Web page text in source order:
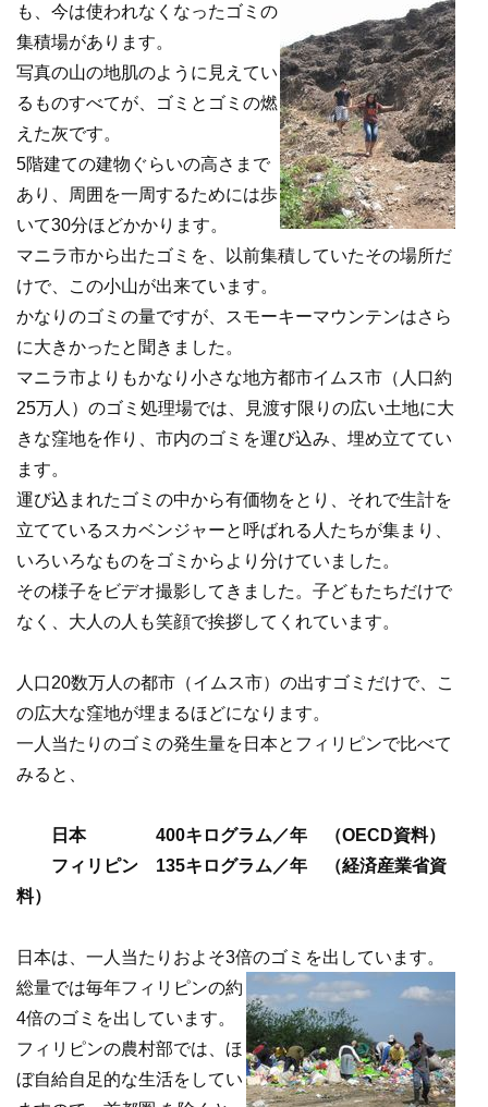
も、今は使われなくなったゴミの
集積場があります。
写真の山の地肌のように見えてい
るものすべてが、ゴミとゴミの燃
えた灰です。
5階建ての建物ぐらいの高さまで
あり、周囲を一周するためには歩
いて30分ほどかかります。
マニラ市から出たゴミを、以前集積していたその場所だ
けで、この小山が出来ています。
かなりのゴミの量ですが、スモーキーマウンテンはさら
に大きかったと聞きました。
マニラ市よりもかなり小さな地方都市イムス市（人口約
25万人）のゴミ処理場では、見渡す限りの広い土地に大
きな窪地を作り、市内のゴミを運び込み、埋め立ててい
ます。
運び込まれたゴミの中から有価物をとり、それで生計を
立てているスカベンジャーと呼ばれる人たちが集まり、
いろいろなものをゴミからより分けていました。
その様子をビデオ撮影してきました。子どもたちだけで
なく、大人の人も笑顔で挨拶してくれています。
人口20数万人の都市（イムス市）の出すゴミだけで、こ
の広大な窪地が埋まるほどになります。
一人当たりのゴミの発生量を日本とフィリピンで比べて
みると、
日本 400キログラム／年 （OECD資料）
フィリピン 135キログラム／年 （経済産業省資
料）
日本は、一人当たりおよそ3倍のゴミを出しています。
総量では毎年フィリピンの約
4倍のゴミを出しています。
フィリピンの農村部では、ほ
ぼ自給自足的な生活をしてい